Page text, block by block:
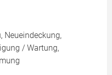
Neueindeckung,
/ Wartung,